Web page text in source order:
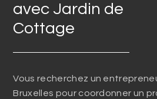
avec Jardin de
Cottage
Vous recherchez un
Bruxelles pour coordonner un